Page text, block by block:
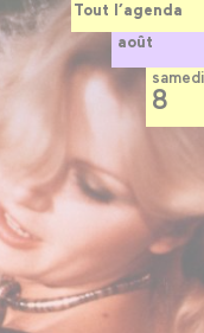
Tout l’agenda
août
samedi
8